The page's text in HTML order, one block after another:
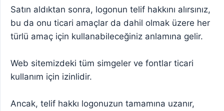
Satın aldıktan sonra, logonun telif hakkını alırsınız,
bu da onu ticari amaçlar da dahil olmak üzere her
türlü amaç için kullanabileceğiniz anlamına gelir.
Web sitemizdeki tüm simgeler ve fontlar ticari
kullanım için izinlidir.
Ancak, telif hakkı logonuzun tamamına uzanır,